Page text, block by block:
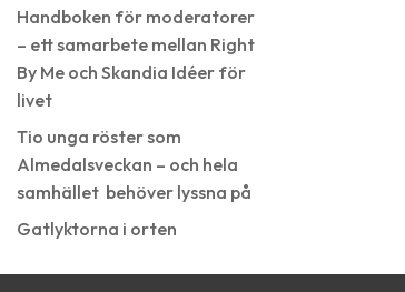
Handboken för moderatorer
– ett samarbete mellan Right
By Me och Skandia Idéer för
livet
Tio unga röster som
Almedalsveckan – och hela
samhället behöver lyssna på
Gatlyktorna i orten